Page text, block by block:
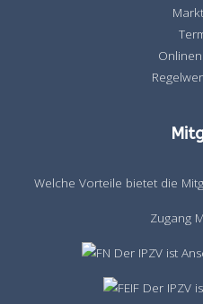
Welche Vorteile bietet die
Zugang
Der IPZV ist
Der IPZV